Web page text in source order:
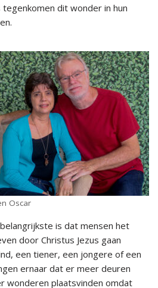
dit wonder in hun
Oscar
is dat mensen het
door Christus Jezus gaan
een tiener, een jongere of een
ernaar dat er meer deuren
wonderen plaatsvinden omdat